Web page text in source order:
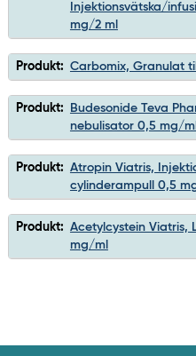
Injektionsvätska/
mg/2 ml
Produkt: Carbomix, Granulat
Produkt:
Budesonide Teva
nebulisator 0,5 mg/ml
Produkt: Atropin Viatris,
cylinderampull 0,5
Produkt: Acetylcystein Viatris,
mg/ml